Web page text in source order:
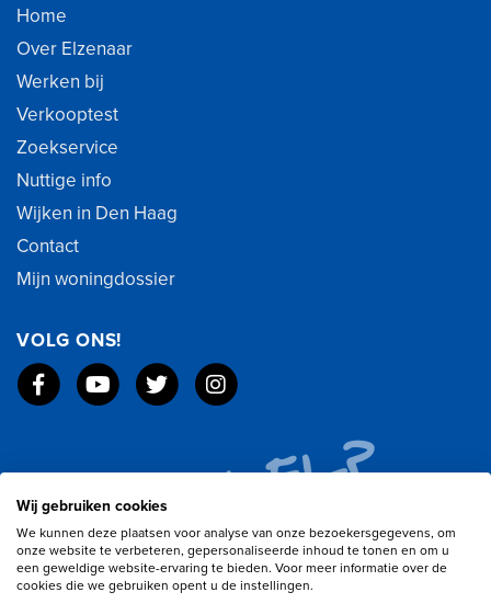
Home
Over Elzenaar
Werken bij
Verkooptest
Zoekservice
Nuttige info
Wijken in Den Haag
Contact
Mijn woningdossier
VOLG ONS!
Wij gebruiken cookies
We kunnen deze plaatsen voor analyse van onze bezoekersgegevens, om
onze website te verbeteren, gepersonaliseerde inhoud te tonen en om u
een geweldige website-ervaring te bieden. Voor meer informatie over de
cookies die we gebruiken opent u de instellingen.